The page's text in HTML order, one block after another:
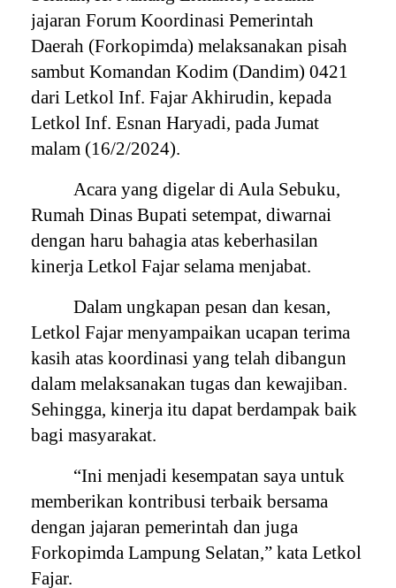
jajaran Forum Koordinasi Pemerintah
Daerah (Forkopimda) melaksanakan pisah
sambut Komandan Kodim (Dandim) 0421
dari Letkol Inf. Fajar Akhirudin, kepada
Letkol Inf. Esnan Haryadi, pada Jumat
malam (16/2/2024).
Acara yang digelar di Aula Sebuku,
Rumah Dinas Bupati setempat, diwarnai
dengan haru bahagia atas keberhasilan
kinerja Letkol Fajar selama menjabat.
Dalam ungkapan pesan dan kesan,
Letkol Fajar menyampaikan ucapan terima
kasih atas koordinasi yang telah dibangun
dalam melaksanakan tugas dan kewajiban.
Sehingga, kinerja itu dapat berdampak baik
bagi masyarakat.
“Ini menjadi kesempatan saya untuk
memberikan kontribusi terbaik bersama
dengan jajaran pemerintah dan juga
Forkopimda Lampung Selatan,” kata Letkol
Fajar.